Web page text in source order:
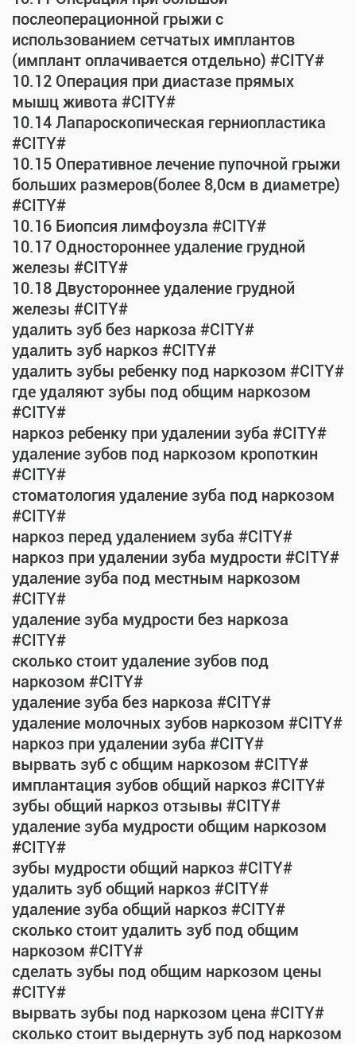
послеоперационной грыжи с
использованием сетчатых имплантов
(имплант оплачивается отдельно) #CITY#
10.12 Операция при диастазе прямых
мышц живота #CITY#
10.14 Лапароскопическая герниопластика
#CITY#
10.15 Оперативное лечение пупочной грыжи
больших размеров(более 8,0см в диаметре)
#CITY#
10.16 Биопсия лимфоузла #CITY#
10.17 Одностороннее удаление грудной
железы #CITY#
10.18 Двустороннее удаление грудной
железы #CITY#
удалить зуб без наркоза #CITY#
удалить зуб наркоз #CITY#
удалить зубы ребенку под наркозом #CITY#
где удаляют зубы под общим наркозом
#CITY#
наркоз ребенку при удалении зуба #CITY#
удаление зубов под наркозом кропоткин
#CITY#
стоматология удаление зуба под наркозом
#CITY#
наркоз перед удалением зуба #CITY#
наркоз при удалении зуба мудрости #CITY#
удаление зуба под местным наркозом
#CITY#
удаление зуба мудрости без наркоза
#CITY#
сколько стоит удаление зубов под
наркозом #CITY#
удаление зуба без наркоза #CITY#
удаление молочных зубов наркозом #CITY#
наркоз при удалении зуба #CITY#
вырвать зуб с общим наркозом #CITY#
имплантация зубов общий наркоз #CITY#
зубы общий наркоз отзывы #CITY#
удаление зуба мудрости общим наркозом
#CITY#
зубы мудрости общий наркоз #CITY#
удалить зуб общий наркоз #CITY#
удаление зуба общий наркоз #CITY#
сколько стоит удалить зуб под общим
наркозом #CITY#
сделать зубы под общим наркозом цены
#CITY#
вырвать зубы под наркозом цена #CITY#
сколько стоит выдернуть зуб под наркозом